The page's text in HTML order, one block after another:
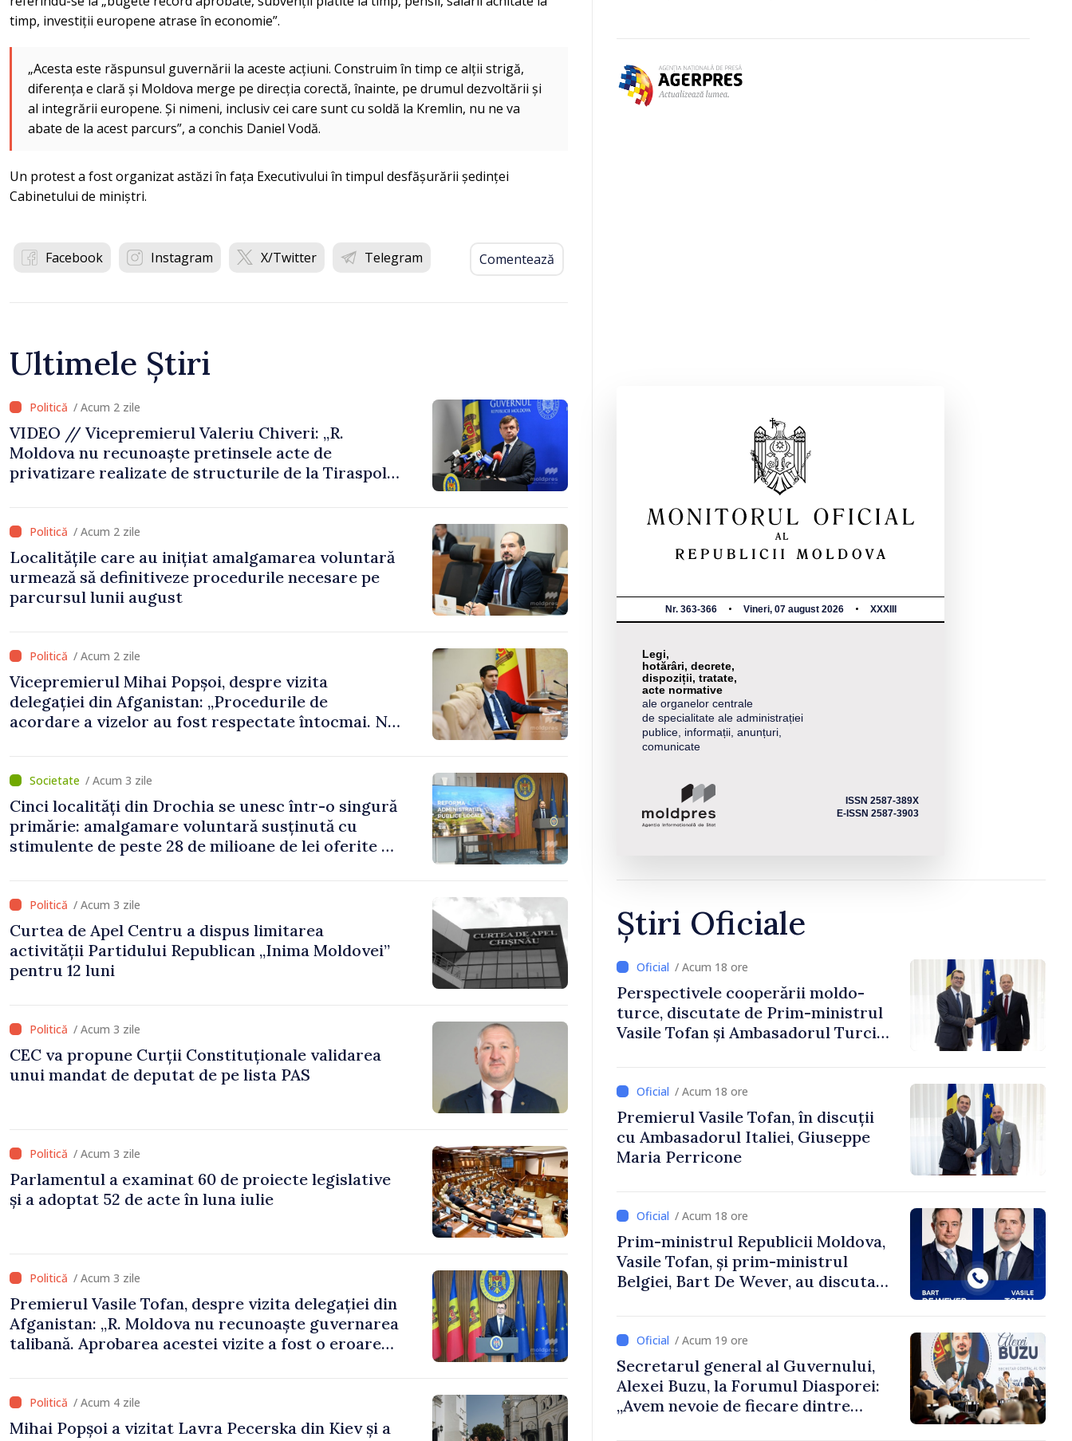
timp, investiții europene atrase în economie”.
„Acesta este răspunsul guvernării la aceste acțiuni. Construim în timp ce alții strigă,
diferența e clară și Moldova merge pe direcția corectă, înainte, pe drumul dezvoltării și
al integrării europene. Și nimeni, inclusiv cei care sunt cu soldă la Kremlin, nu ne va
abate de la acest parcurs”, a conchis Daniel Vodă.
Un protest a fost organizat astăzi în fața Executivului în timpul desfășurării ședinței
Cabinetului de miniștri.
Facebook Instagram X/Twitter Telegram Comentează
Ultimele Știri
/ Acum 2 zile
VIDEO // Vicepremierul Valeriu Chiveri: „R.
Moldova nu recunoaște pretinsele acte de
privatizare realizate de structurile de la Tiraspol
/ Acum 2 zile
Localitățile care au inițiat amalgamarea voluntară
urmează să definitiveze procedurile necesare pe
parcursul lunii august
/ Acum 2 zile
Vicepremierul Mihai Popșoi, despre vizita
delegației din Afganistan: „Procedurile de
acordare a vizelor au fost respectate întocmai. Nu
/ Acum 3 zile
Cinci localități din Drochia se unesc într-o singură
primărie: amalgamare voluntară susținută cu
stimulente de peste 28 de milioane de lei oferite de
/ Acum 3 zile
Curtea de Apel Centru a dispus limitarea
activității Partidului Republican „Inima Moldovei”
pentru 12 luni
/ Acum 3 zile
CEC va propune Curții Constituționale validarea
unui mandat de deputat de pe lista PAS
/ Acum 3 zile
Parlamentul a examinat 60 de proiecte legislative
și a adoptat 52 de acte în luna iulie
/ Acum 3 zile
Premierul Vasile Tofan, despre vizita delegației din
Afganistan: „R. Moldova nu recunoaște guvernarea
talibană. Aprobarea acestei vizite a fost o eroare
/ Acum 4 zile
Mihai Popșoi a vizitat Lavra Pecerska din Kiev și a
Nr. 363-366 Vineri, 07 august 2026 XXXIII
Legi,
hotărâri, decrete,
dispoziții, tratate,
acte normative
ale organelor centrale
de specialitate ale administrației
publice, informații, anunțuri,
comunicate
ISSN 2587-389X
E-ISSN 2587-3903
Știri Oficiale
/ Acum 18 ore
Perspectivele cooperării moldo-
turce, discutate de Prim-ministrul
Vasile Tofan și Ambasadorul Turciei,
/ Acum 18 ore
Premierul Vasile Tofan, în discuții
cu Ambasadorul Italiei, Giuseppe
Maria Perricone
/ Acum 18 ore
Prim-ministrul Republicii Moldova,
Vasile Tofan, și prim-ministrul
Belgiei, Bart De Wever, au discutat
/ Acum 19 ore
Secretarul general al Guvernului,
Alexei Buzu, la Forumul Diasporei:
„Avem nevoie de fiecare dintre